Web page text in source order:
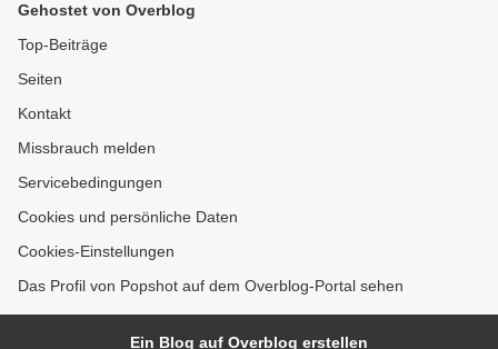
Gehostet von Overblog
Top-Beiträge
Seiten
Kontakt
Missbrauch melden
Servicebedingungen
Cookies und persönliche Daten
Cookies-Einstellungen
Das Profil von Popshot auf dem Overblog-Portal sehen
Ein Blog auf Overblog erstellen